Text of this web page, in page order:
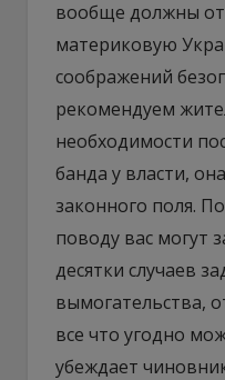
вообще должны
материковую
соображений
рекомендуем
необходимости
банда у власти,
законного поля.
поводу вас могут
десятки случаев
вымогательства,
все что угодно
убеждает